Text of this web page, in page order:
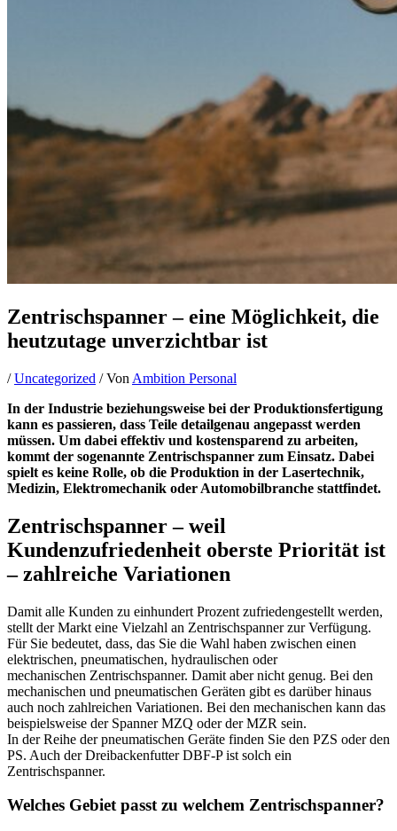
Zentrischspanner – eine Möglichkeit, die
heutzutage unverzichtbar ist
/Uncategorized / Von Ambition Personal
In der Industrie beziehungsweise bei der Produktionsfertigung
kann es passieren, dass Teile detailgenau angepasst werden
müssen. Um dabei effektiv und kostensparend zu arbeiten,
kommt der sogenannte Zentrischspanner zum Einsatz. Dabei
spielt es keine Rolle, ob die Produktion in der Lasertechnik,
Medizin, Elektromechanik oder Automobilbranche stattfindet.
Zentrischspanner – weil
Kundenzufriedenheit oberste Priorität ist
– zahlreiche Variationen
Damit alle Kunden zu einhundert Prozent zufriedengestellt werden,
stellt der Markt eine Vielzahl an Zentrischspanner zur Verfügung.
Für Sie bedeutet, dass, das Sie die Wahl haben zwischen einen
elektrischen, pneumatischen, hydraulischen oder
mechanischen Zentrischspanner. Damit aber nicht genug. Bei den
mechanischen und pneumatischen Geräten gibt es darüber hinaus
auch noch zahlreichen Variationen. Bei den mechanischen kann das
beispielsweise der Spanner MZQ oder der MZR sein.
In der Reihe der pneumatischen Geräte finden Sie den PZS oder den
PS. Auch der Dreibackenfutter DBF-P ist solch ein
Zentrischspanner.
Welches Gebiet passt zu welchem Zentrischspanner?